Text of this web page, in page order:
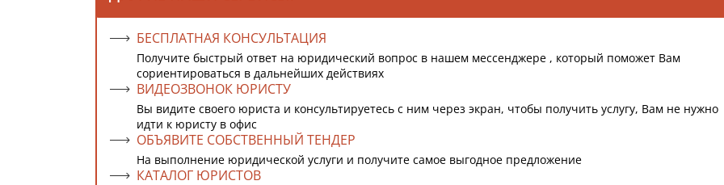
БЕСПЛАТНАЯ КОНСУЛЬТАЦИЯ
Получите быстрый ответ на юридический вопрос в нашем мессенджере , который поможет Вам
сориентироваться в дальнейших действиях
ВИДЕОЗВОНОК ЮРИСТУ
Вы видите своего юриста и консультируетесь с ним через экран, чтобы получить услугу, Вам не нужно
идти к юристу в офис
ОБЪЯВИТЕ СОБСТВЕННЫЙ ТЕНДЕР
На выполнение юридической услуги и получите самое выгодное предложение
КАТАЛОГ ЮРИСТОВ